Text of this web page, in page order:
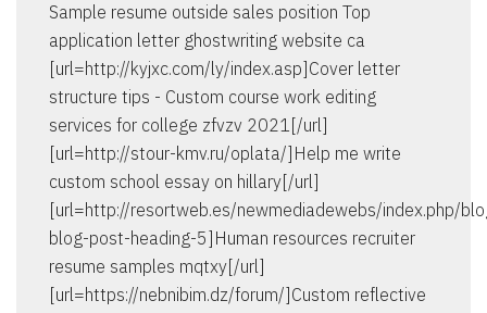
Sample resume outside sales position Top
application letter ghostwriting website ca
[url=http://kyjxc.com/ly/index.asp]Cover letter
structure tips - Custom course work editing
services for college zfvzv 2021[/url]
[url=http://stour-kmv.ru/oplata/]Help me write
custom school essay on hillary[/url]
[url=http://resortweb.es/newmediadewebs/index.php/
blog-post-heading-5]Human resources recruiter
resume samples mqtxy[/url]
[url=https://nebnibim.dz/forum/]Custom reflective